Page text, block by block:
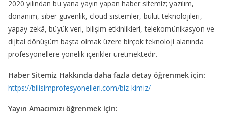
2020 yılından bu yana yayın yapan haber sitemiz; yazılım,
donanım, siber güvenlik, cloud sistemler, bulut teknolojileri,
yapay zekâ, büyük veri, bilişim etkinlikleri, telekomünikasyon ve
dijital dönüşüm başta olmak üzere birçok teknoloji alanında
profesyonellere yönelik içerikler üretmektedir.
Haber Sitemiz Hakkında daha fazla detay öğrenmek için:
https://bilisimprofesyonelleri.com/biz-kimiz/
Yayın Amacımızı öğrenmek için: